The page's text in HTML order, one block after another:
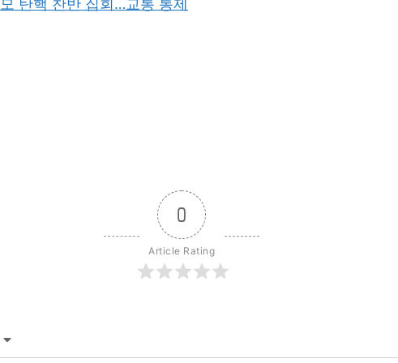
탄핵 찬반 집회…교통 통제
0
Article Rating